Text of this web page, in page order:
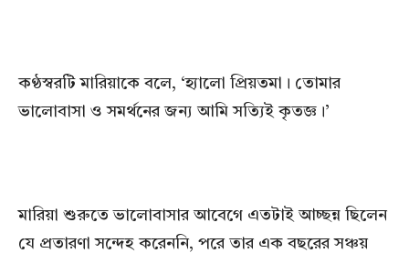
কণ্ঠস্বরটি মারিয়াকে বলে, ‘হ্যালো প্রিয়তমা। তোমার
ভালোবাসা ও সমর্থনের জন্য আমি সত্যিই কৃতজ্ঞ।’
মারিয়া শুরুতে ভালোবাসার আবেগে এতটাই আচ্ছন্ন ছিলেন
যে প্রতারণা সন্দেহ করেননি, পরে তার এক বছরের সঞ্চয়